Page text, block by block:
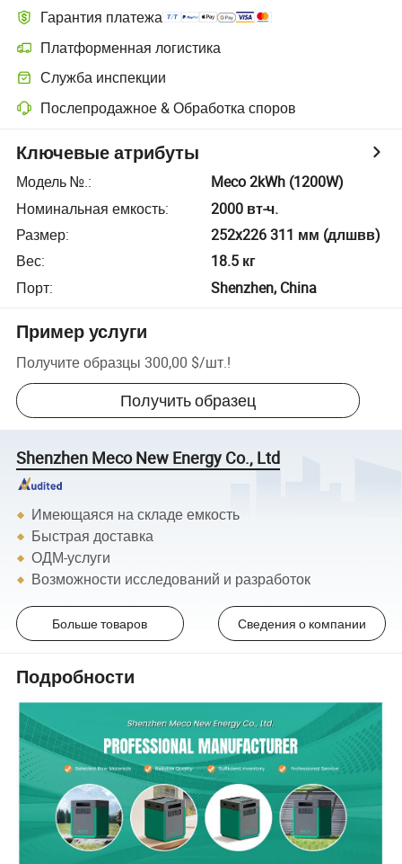
Гарантия платежа
Платформенная логистика
Служба инспекции
Послепродажное & Обработка споров
Ключевые атрибуты
Модель №.:
Meco 2kWh (1200W)
Номинальная емкость:
2000 вт-ч.
Размер:
252x226 311 мм (длшвв)
Вес:
18.5 кг
Порт: Shenzhen, China
Пример услуги
Получите образцы 300,00 $/шт.!
Получить образец
Shenzhen Meco New Energy Co., Ltd
Имеющаяся на складе емкость
Быстрая доставка
ОДМ-услуги
Возможности исследований и разработок
Больше товаров Сведения о компании
Подробности